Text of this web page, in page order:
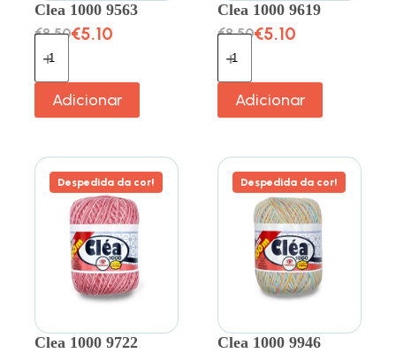
Clea 1000 9563
€8.50€5.10
Adicionar
Clea 1000 9619
€8.50€5.10
Adicionar
Despedida da cor!
Clea 1000 9722
Despedida da cor!
Clea 1000 9946